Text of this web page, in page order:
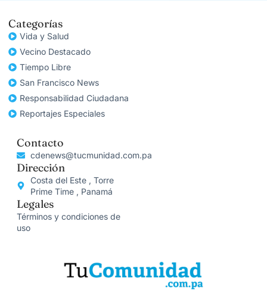
Categorías
Vida y Salud
Vecino Destacado
Tiempo Libre
San Francisco News
Responsabilidad Ciudadana
Reportajes Especiales
Contacto
cdenews@tucmunidad.com.pa
Dirección
Costa del Este , Torre
Prime Time , Panamá
Legales
Términos y condiciones de
uso